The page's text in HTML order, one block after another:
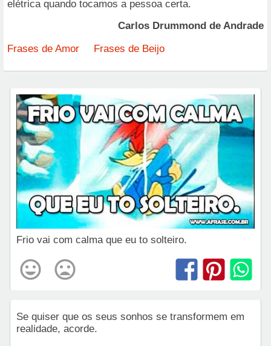
elétrica quando tocamos a pessoa certa.
Carlos Drummond de Andrade
Frases de Amor
Frases de Beijo
Frio vai com calma que eu to solteiro.
Se quiser que os seus sonhos se transformem em
realidade, acorde.